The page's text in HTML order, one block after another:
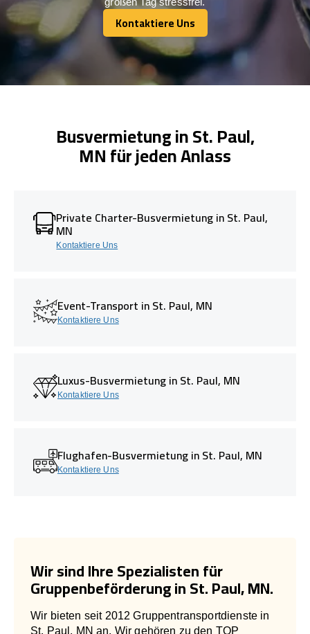
Kontaktiere Uns
Kontaktiere Uns
Busvermietung in St. Paul,
MN für jeden Anlass
Private Charter-Busvermietung in St. Paul,
MN
Kontaktiere Uns
Event-Transport in St. Paul, MN
Kontaktiere Uns
Luxus-Busvermietung in St. Paul, MN
Kontaktiere Uns
Flughafen-Busvermietung in St. Paul, MN
Kontaktiere Uns
Wir sind Ihre Spezialisten für
Gruppenbeförderung in St. Paul, MN.
Wir bieten seit 2012 Gruppentransportdienste in
St. Paul, MN an. Wir gehören zu den TOP